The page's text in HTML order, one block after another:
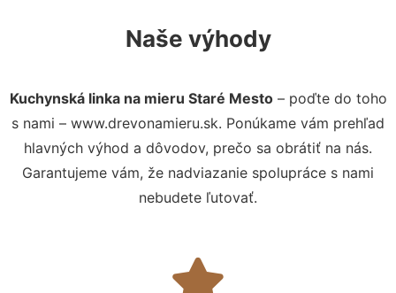
Naše výhody
Kuchynská linka na mieru Staré Mesto– poďte do toho
s nami – www.drevonamieru.sk. Ponúkame vám prehľad
hlavných výhod a dôvodov, prečo sa obrátiť na nás.
Garantujeme vám, že nadviazanie spolupráce s nami
nebudete ľutovať.